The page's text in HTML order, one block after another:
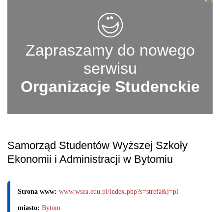
Zapraszamy do nowego
serwisu
Organizacje Studenckie
Samorząd Studentów Wyższej Szkoły
Ekonomii i Administracji w Bytomiu
Strona www: www.wsea.edu.pl/index.php?s=strefa&j=pl
miasto: Bytom